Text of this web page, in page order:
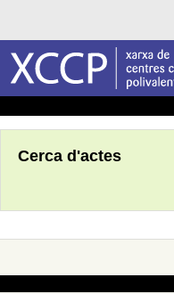
Cerca d'actes